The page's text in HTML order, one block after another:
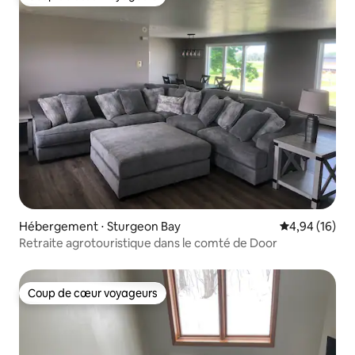
Hébergement ⋅ Sturgeon Bay Évaluation
4,94 (16)
Retraite agrotouristique dans le comté de Door
Coup de cœur voyageurs
Coup de cœur voyageurs